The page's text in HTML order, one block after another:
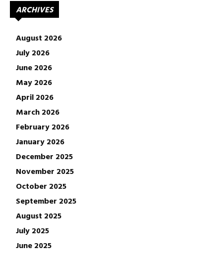
ARCHIVES
August 2026
July 2026
June 2026
May 2026
April 2026
March 2026
February 2026
January 2026
December 2025
November 2025
October 2025
September 2025
August 2025
July 2025
June 2025